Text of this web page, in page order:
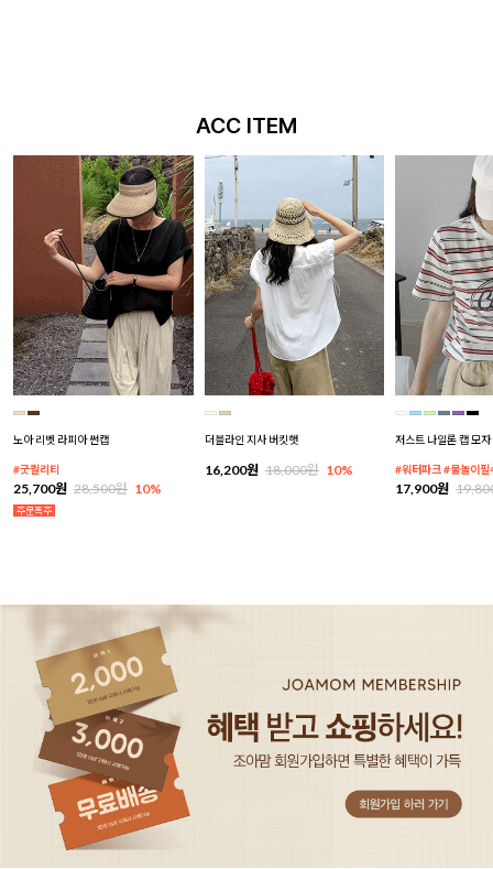
ACC ITEM
노아 리벳 라피아 썬캡
#굿퀄리티
25,700원 28,500원 10%
더블라인 지사 버킷햇
16,200원 18,000원 10%
저스트 나일론 캡 모자
#워터파크 #물놀이필
17,900원